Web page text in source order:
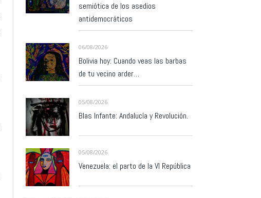
semiótica de los asedios
antidemocráticos
06/08/2026
Bolivia hoy: Cuando veas las barbas
de tu vecino arder…
05/08/2026
Blas Infante: Andalucía y Revolución.
05/08/2026
Venezuela: el parto de la VI República